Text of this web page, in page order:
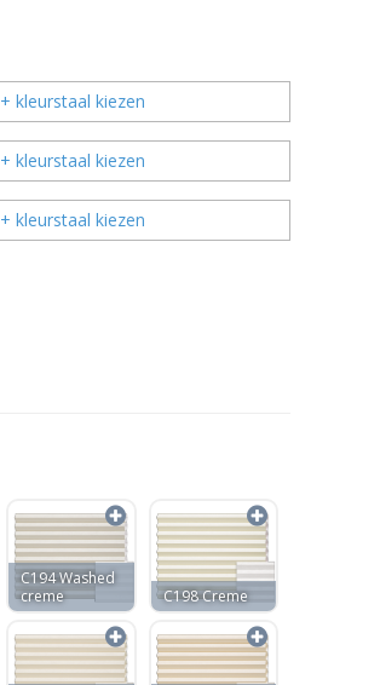
+ kleurstaal kiezen
+ kleurstaal kiezen
+ kleurstaal kiezen
C194 Washed
creme
C198 Creme